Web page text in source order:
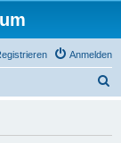
Anmelden